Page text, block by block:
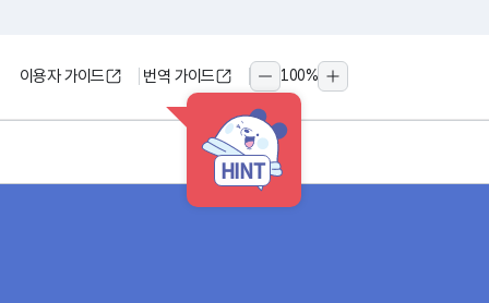
HINT
이용자 가이드 번역 가이드
축소
100%
확대